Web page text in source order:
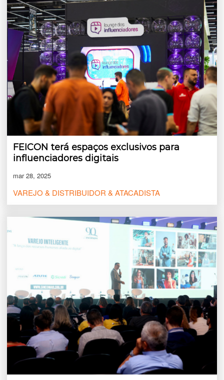
FEICON terá espaços exclusivos para
influenciadores digitais
mar 28, 2025
VAREJO & DISTRIBUIDOR & ATACADISTA